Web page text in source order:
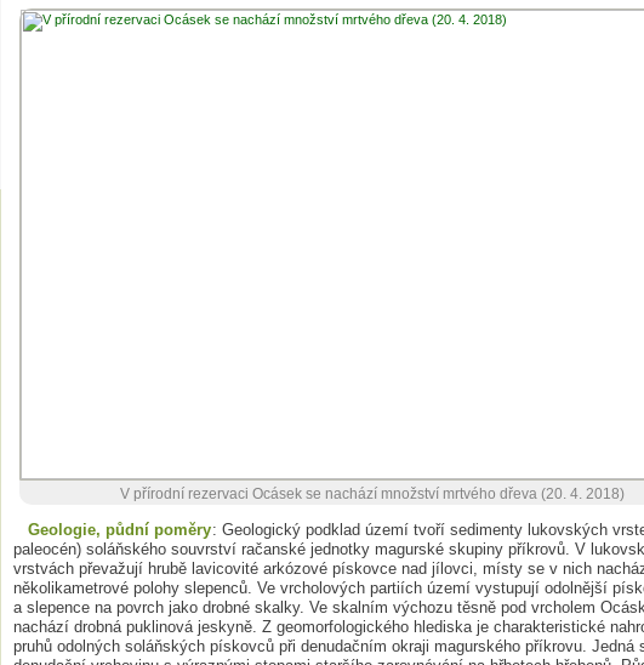
V přírodní rezervaci Ocásek se nachází množství mrtvého dřeva (20. 4. 2018)
Geologie, půdní poměry: Geologický podklad území tvoří sedimenty lukovských
paleocén) soláňského souvrství račanské jednotky magurské skupiny příkrovů. V
vrstvách převažují hrubě lavicovité arkózové pískovce nad jílovci, místy se v nich
několikametrové polohy slepenců. Ve vrcholových partiích území vystupují odolnější
a slepence na povrch jako drobné skalky. Ve skalním výchozu těsně pod vrcholem
nachází drobná puklinová jeskyně. Z geomorfologického hlediska je charakteristické
pruhů odolných soláňských pískovců při denudačním okraji magurského příkrovu. Jedná